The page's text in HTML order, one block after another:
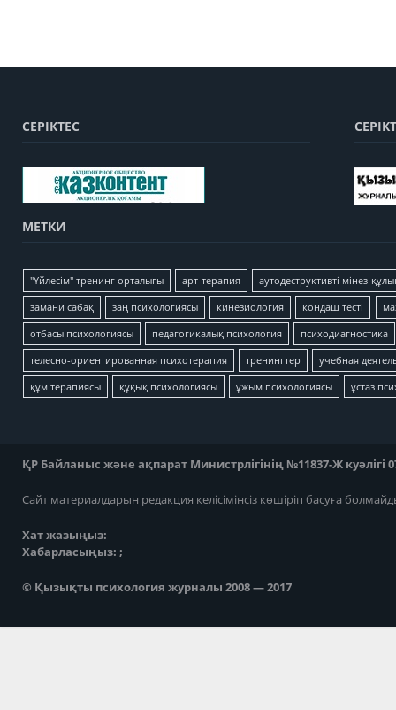
СЕРІКТЕС
МЕТКИ
"Үйлесім" тренинг орталығы арт-терапия аутодеструктивті мінез-
замани сабақ заң психологиясы кинезиология кондаш тесті
отбасы психологиясы педагогикалық психология психодиагностика
телесно-ориентированная психотерапия тренингтер учебная
құм терапиясы құқық психологиясы ұжым психологиясы ұстаз
ҚР Байланыс және ақпарат Министрлігінің №11837-Ж куәлігі
Сайт материалдарын редакция келісімінсіз көшіріп басуға
Хат жазыңыз:
Хабарласыңыз: ;
© Қызықты психология журналы 2008 — 2017